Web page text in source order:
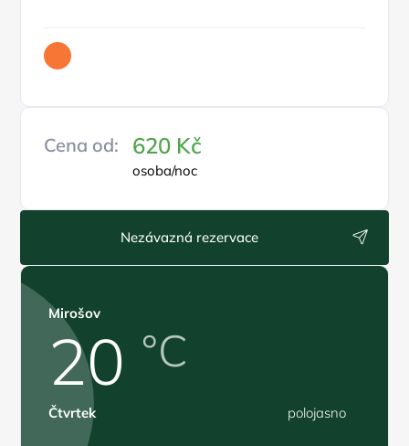
Cena od: 620 Kč
osoba/noc
Nezávazná rezervace
Mirošov
20 °C
Čtvrtek polojasno